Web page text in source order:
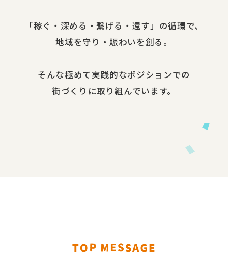
​「稼ぐ・​深める​・繋げる・還す」の​循環で、​
地域を​守り・​賑わいを​創る。
​そんな​極めて​実践的な​ポジションでの​
街づくりに​取り組んでいます。​